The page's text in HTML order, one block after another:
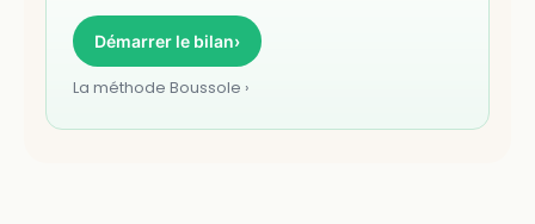
Démarrer le bilan›
La méthode Boussole ›